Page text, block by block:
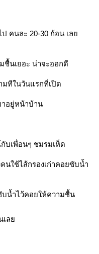
ป คนละ 20-30 ก้อน เล
ชื้นเยอะ น่าจะออกดี
ทีในวันแรกที่เปิด
อยู่หน้าบ้าน
บเพื่อนๆ ชมรมเห็ด
นใช้ไส้กรองเก่าคอยซับน้ำ
บน้ำไว้คอยให้ความชื้น
เล